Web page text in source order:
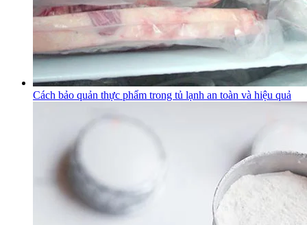
Cách bảo quản thực phẩm trong tủ lạnh an toàn và hiệu quả